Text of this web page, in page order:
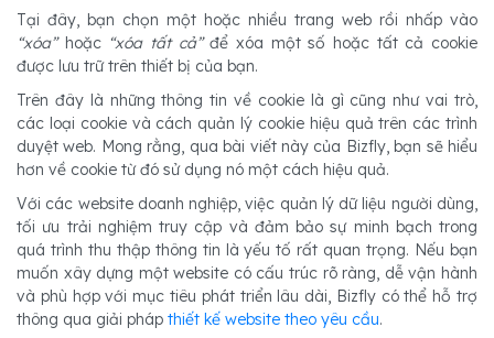
Tại đây, bạn chọn một hoặc nhiều trang web rồi nhấp vào
“xóa”hoặc “xóa tất cả”để xóa một số hoặc tất cả cookie
được lưu trữ trên thiết bị của bạn.
Trên đây là những thông tin về cookie là gì cũng như vai trò,
các loại cookie và cách quản lý cookie hiệu quả trên các trình
duyệt web. Mong rằng, qua bài viết này của Bizfly, bạn sẽ hiểu
hơn về cookie từ đó sử dụng nó một cách hiệu quả.
Với các website doanh nghiệp, việc quản lý dữ liệu người dùng,
tối ưu trải nghiệm truy cập và đảm bảo sự minh bạch trong
quá trình thu thập thông tin là yếu tố rất quan trọng. Nếu bạn
muốn xây dựng một website có cấu trúc rõ ràng, dễ vận hành
và phù hợp với mục tiêu phát triển lâu dài, Bizfly có thể hỗ trợ
thông qua giải pháp thiết kế website theo yêu cầu.